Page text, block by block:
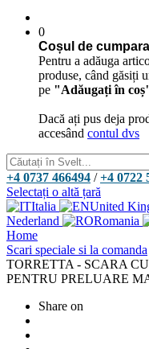
0
Coșul de
Pentru a adăuga
produse, când găsiți
pe "Adăugați în
Dacă ați pus deja
accesând contul dvs
+4 0737 466494 /+4 0722
Selectați o altă țară
Italia
United
Nederland
Romania
Home
Scari speciale si la comanda
TORRETTA - SCARA
PENTRU PRELUARE
Share on